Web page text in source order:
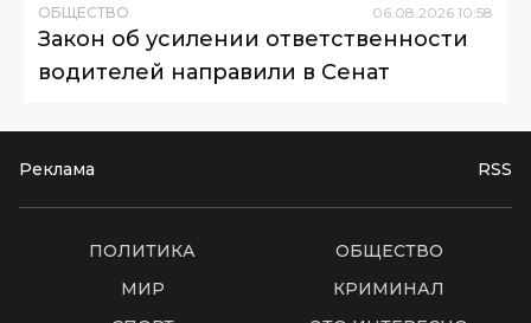
ОБЩЕСТВО 06.08.2026 10:58
Закон об усилении ответственности
водителей направили в Сенат
Реклама RSS
ПОЛИТИКА
ОБЩЕСТВО
МИР
КРИМИНАЛ